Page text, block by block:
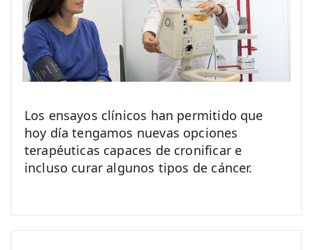
Los ensayos clínicos han permitido que
hoy día tengamos nuevas opciones
terapéuticas capaces de cronificar e
incluso curar algunos tipos de cáncer.